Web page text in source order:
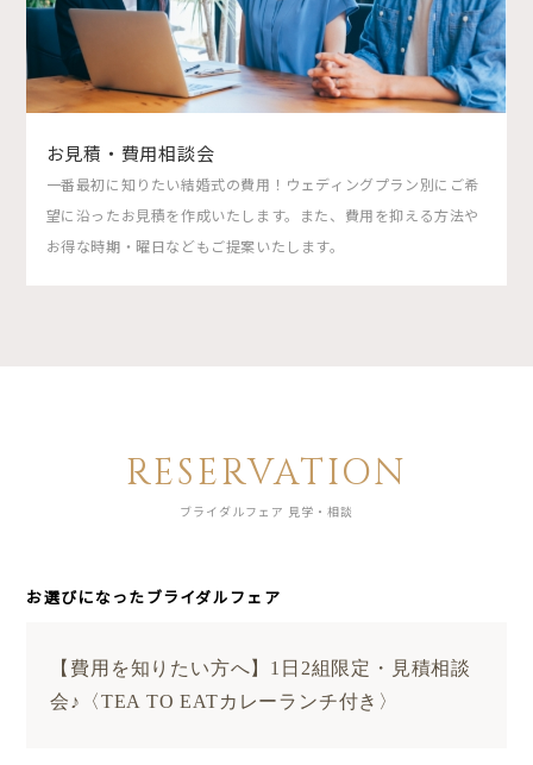
お見積・費用相談会
一番最初に知りたい結婚式の費用！ウェディングプラン別にご希
望に沿ったお見積を作成いたします。また、費用を抑える方法や
お得な時期・曜日などもご提案いたします。
RESERVATION
ブライダルフェア 見学・相談
お選びになったブライダルフェア
【費用を知りたい方へ】1日2組限定・見積相談
会♪〈TEA TO EATカレーランチ付き〉